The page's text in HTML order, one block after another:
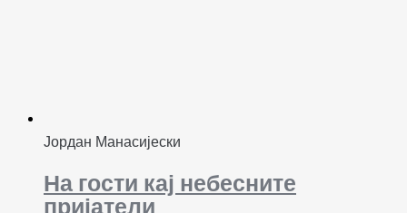
Јордан Манасијески
На гости кај небесните
пријатели